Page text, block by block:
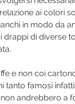
ai colori
in modo da
di diverse
e non coi
tanto famosi
andrebbero a